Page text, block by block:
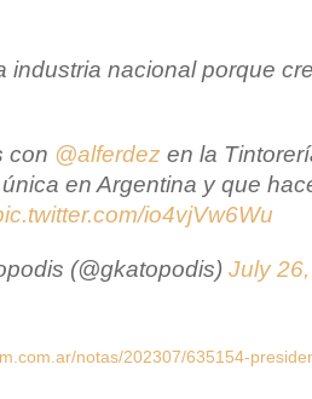
industria nacional porque
con @alferdez en la
en Argentina y que
io4vjVw6Wu
(@gkatopodis) July
notas/202307/635154-